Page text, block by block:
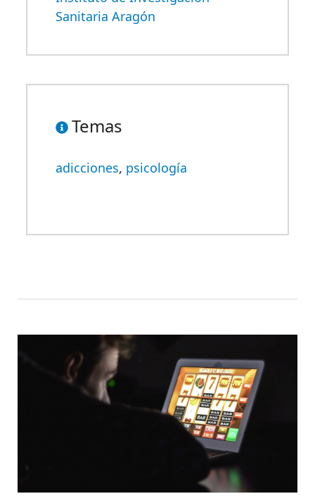
Sanitaria Aragón
Temas
adicciones, psicología